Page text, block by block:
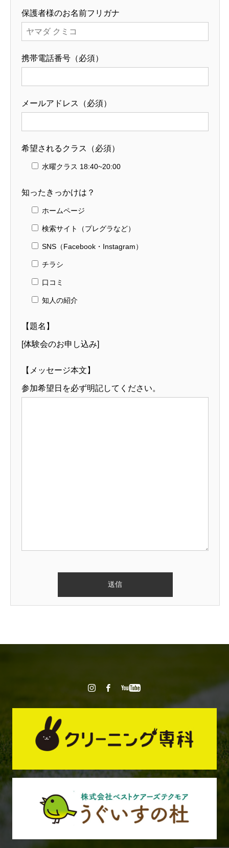
保護者様のお名前フリガナ
携帯電話番号（必須）
メールアドレス（必須）
希望されるクラス（必須）
水曜クラス 18:40~20:00
知ったきっかけは？
ホームページ
検索サイト（プレグラなど）
SNS（Facebook・Instagram）
チラシ
口コミ
知人の紹介
【題名】
[体験会のお申し込み]
【メッセージ本文】
参加希望日を必ず明記してください。